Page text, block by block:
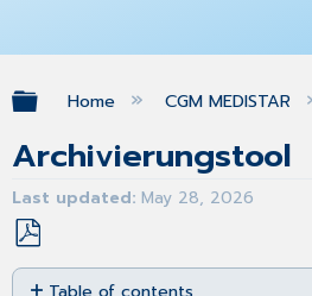
Expand/collapse
Home CGM MEDISTAR
Archivierungstool
Last updated May 28, 2026
Save